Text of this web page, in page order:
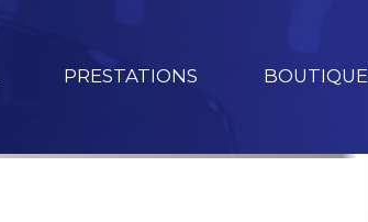
PRESTATIONS BOUTIQUE